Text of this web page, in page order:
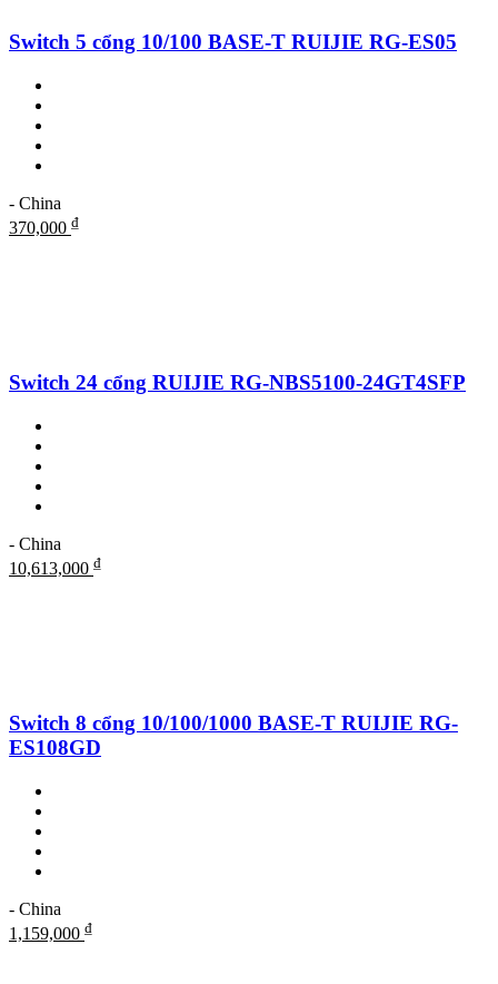
Switch 5 cổng 10/100 BASE-T RUIJIE RG-ES05
- China
370,000 ₫
Switch 24 cổng RUIJIE RG-NBS5100-24GT4SFP
- China
10,613,000 ₫
Switch 8 cổng 10/100/1000 BASE-T RUIJIE RG-
ES108GD
- China
1,159,000 ₫